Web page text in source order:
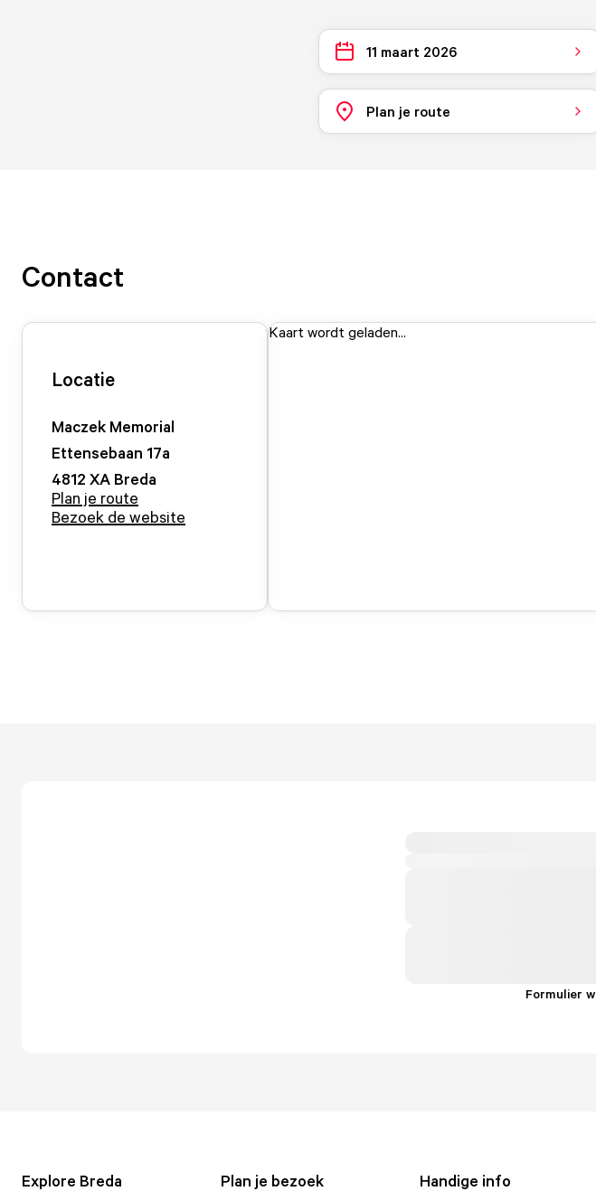
11 maart 2026
Plan je route
Contact
Locatie
Maczek Memorial
Ettensebaan 17a
4812 XA Breda
Plan je route
Bezoek de website
Kaart wordt geladen...
Formulier
Explore Breda Plan je bezoek Handige info